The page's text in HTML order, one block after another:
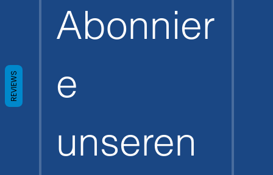
Abonnier
e
unseren
REVIEWS